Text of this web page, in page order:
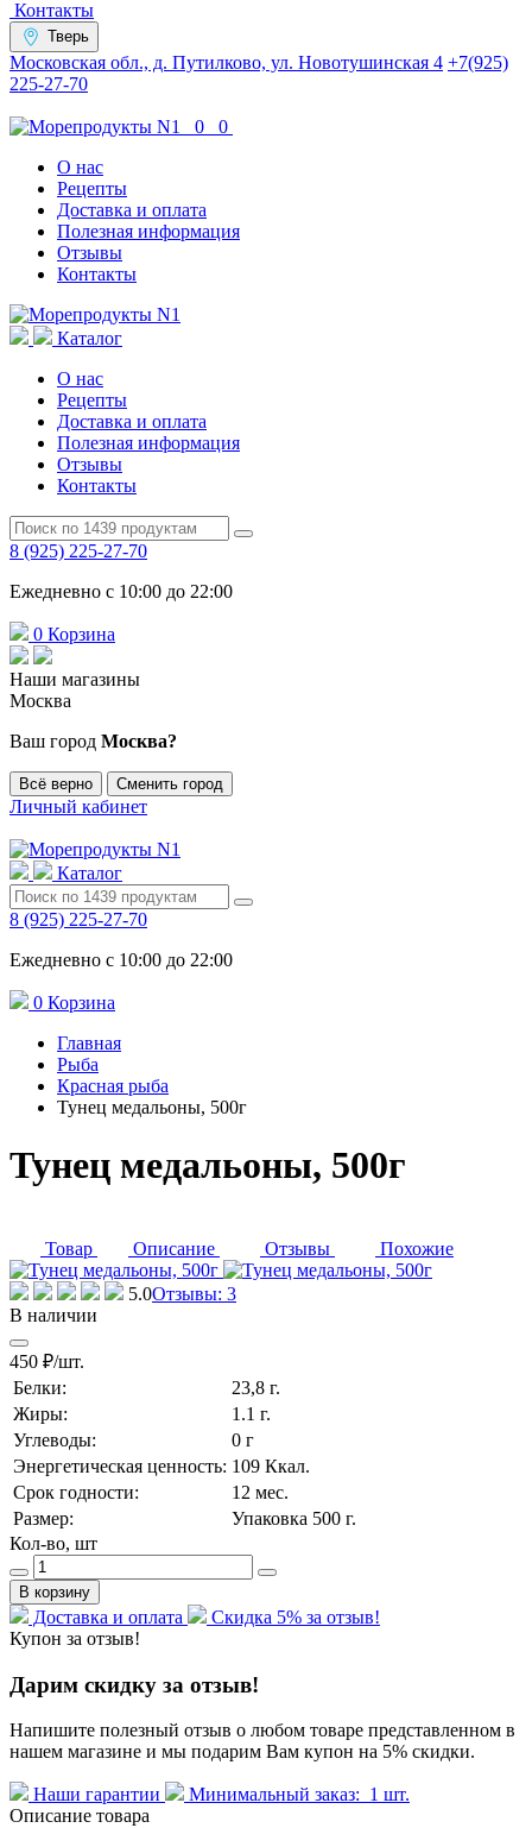
Контакты
Тверь
Московская обл., д. Путилково, ул. Новотушинская 4 +7(925)
225-27-70
0
0
О нас
Рецепты
Доставка и оплата
Полезная информация
Отзывы
Контакты
Каталог
О нас
Рецепты
Доставка и оплата
Полезная информация
Отзывы
Контакты
8 (925) 225-27-70
Ежедневно с 10:00 до 22:00
0 Корзина
Наши магазины
Москва
Ваш город Москва?
Всё верно Сменить город
Личный кабинет
Каталог
8 (925) 225-27-70
Ежедневно с 10:00 до 22:00
0 Корзина
Главная
Рыба
Красная рыба
Тунец медальоны, 500г
Тунец медальоны, 500г
Товар Описание Отзывы Похожие
5.0Отзывы: 3
В наличии
450 ₽/шт.
Белки:
23,8 г.
Жиры:
1.1 г.
Углеводы:
0 г
Энергетическая ценность: 109 Ккал.
Срок годности:
12 мес.
Размер:
Упаковка 500 г.
Кол-во, шт
В корзину
Доставка и оплата
Скидка 5% за отзыв!
Купон за отзыв!
Дарим скидку за отзыв!
Напишите полезный отзыв о любом товаре представленном в
нашем магазине и мы подарим Вам купон на 5% скидки.
Наши гарантии
Минимальный заказ: 1 шт.
Описание товара